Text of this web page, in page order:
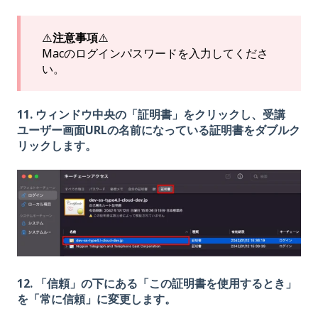
⚠️注意事項⚠️
Macのログインパスワードを入力してくださ
い。
11. ウィンドウ中央の「証明書」をクリックし、受講
ユーザー画面URLの名前になっている証明書をダブルク
リックします。
12. 「信頼」の下にある「この証明書を使用するとき」
を「常に信頼」に変更します。